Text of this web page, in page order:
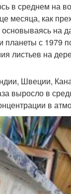
в среднем на
месяца, как
основываясь на
планеты с 1979
листьев на
Швеции,
выросло в
в